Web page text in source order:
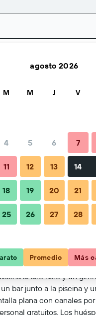
Consejos y
al aire libre y un
bar junto a la piscina
plana con canales
gratuitos. Los
agosto 2026
M M J V
4 5 6 7
11 12 13 14
18 19 20 21
25 26 27 28
Promedio Más